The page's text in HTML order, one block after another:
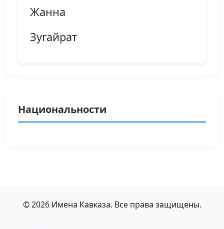
Жанна
Зугайрат
Национальности
© 2026 Имена Кавказа. Все права защищены.